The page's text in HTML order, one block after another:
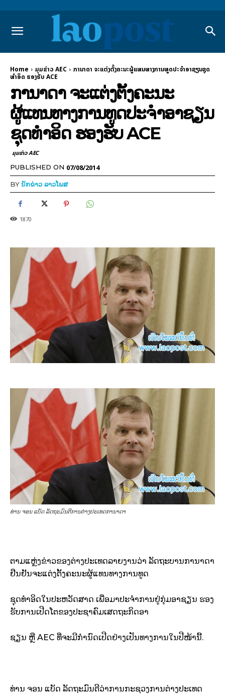
Home ມຸມຂ່າວ AEC
ການາດາ ຈະແຕ່ງຕັ້ງຄະນະຜູ້ແທນທາງການທູດປະຈຳອາຊຽນຊຸດ
ທຳອິດ ຮອງຮັບ ACE
ການາດາ ຈະແຕ່ງຕັ້ງຄະນະ
ຜູ້ແທນທາງການທູດປະຈຳອາຊຽນ
ຊຸດທຳອິດ ຮອງຮັບ ACE
ມຸມຂ່າວ AEC
PUBLISHED ON 07/08/2014
BYນັກຂ່າວ ລາວໂພສ
1870
ທ່ານ ຈອນ ແບັດ ລັດຖະມົນຕີການຕ່າງປະເທດການາດາ
ຕາມແຫຼ່ງຂ່າວຂອງຕ່າງປະເທດລາຍງານວ່າ ລັດຖະບານການາດາ
ຢືນຢັນຈະແຕ່ງຕັ້ງຄະນະຜູ້ແທນທາງການທູດ
ຊຸດທຳອິດໃນປະຫວັດສາດ ເພື່ອມາປະຈຳການຢູ່ກຸ່ມອາຊຽນ ຮອງ
ຮັບການເປີດໂຕຂອງປະຊາຄົມເສດຖະກິດອາ
ຊຽນ ຫຼື AEC ທີ່ຈະມີກຳນົດເປີດຢ່າງເປັນທາງການໃນປີໜ້ານີ້.
ທ່ານ ຈອນ ແບັດ ລັດຖະມົນຕີວ່າການກະຊວງການຕ່າງປະເທດ